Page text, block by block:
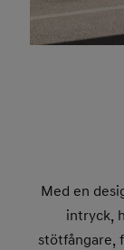
Med en
intryck,
stötfångare,